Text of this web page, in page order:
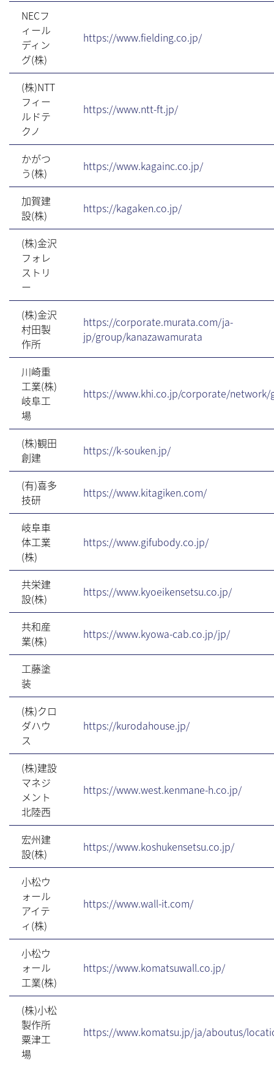
NECフ
ィール
ディン
グ(株)
https://www.fielding.co.jp/
(株)NTT
フィー
ルドテ
クノ
https://www.ntt-ft.jp/
かがつ
う(株)
https://www.kagainc.co.jp/
加賀建
設(株)
https://kagaken.co.jp/
(株)金沢
フォレ
ストリ
ー
(株)金沢
村田製
作所
https://corporate.murata.com/ja-
jp/group/kanazawamurata
川崎重
工業(株)
岐阜工
場
https://www.khi.co.jp/corporate/network/
(株)観田
創建
https://k-souken.jp/
(有)喜多
技研
https://www.kitagiken.com/
岐阜車
体工業
(株)
https://www.gifubody.co.jp/
共栄建
設(株)
https://www.kyoeikensetsu.co.jp/
共和産
業(株)
https://www.kyowa-cab.co.jp/jp/
工藤塗
装
(株)クロ
ダハウ
ス
https://kurodahouse.jp/
(株)建設
マネジ
メント
北陸西
https://www.west.kenmane-h.co.jp/
宏州建
設(株)
https://www.koshukensetsu.co.jp/
小松ウ
ォール
アイテ
ィ(株)
https://www.wall-it.com/
小松ウ
ォール
工業(株)
https://www.komatsuwall.co.jp/
(株)小松
製作所
粟津工
場
https://www.komatsu.jp/ja/aboutus/